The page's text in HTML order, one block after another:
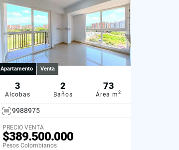
Apartamento Venta
3
Alcobas
2
Baños
73
Área m 2
9988975
PRECIO VENTA
$389.500.000
Pesos Colombianos